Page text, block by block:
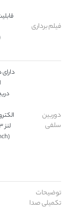
فیلم برداری
دوربین
سلفی
توضیحات
تکمیلی صدا